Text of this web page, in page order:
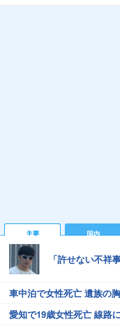
主要 国内
「許せない不祥
車中泊で女性死亡 遺族の
愛知で19歳女性死亡 線路